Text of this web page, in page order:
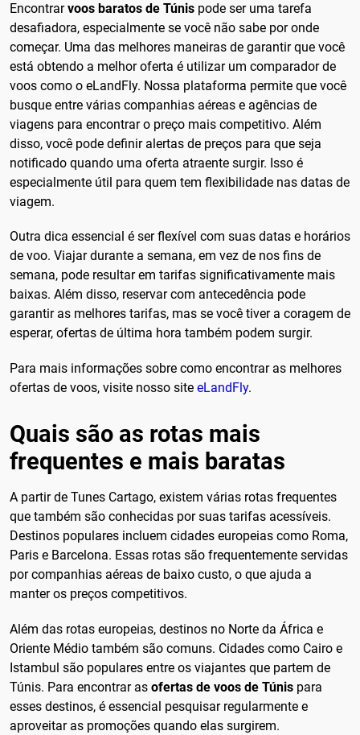
Encontrarvoos baratos de Túnis pode ser uma tarefa
desafiadora, especialmente se você não sabe por onde
começar. Uma das melhores maneiras de garantir que você
está obtendo a melhor oferta é utilizar um comparador de
voos como o eLandFly. Nossa plataforma permite que você
busque entre várias companhias aéreas e agências de
viagens para encontrar o preço mais competitivo. Além
disso, você pode definir alertas de preços para que seja
notificado quando uma oferta atraente surgir. Isso é
especialmente útil para quem tem flexibilidade nas datas de
viagem.
Outra dica essencial é ser flexível com suas datas e horários
de voo. Viajar durante a semana, em vez de nos fins de
semana, pode resultar em tarifas significativamente mais
baixas. Além disso, reservar com antecedência pode
garantir as melhores tarifas, mas se você tiver a coragem de
esperar, ofertas de última hora também podem surgir.
Para mais informações sobre como encontrar as melhores
ofertas de voos, visite nosso site eLandFly.
Quais são as rotas mais
frequentes e mais baratas
A partir de Tunes Cartago, existem várias rotas frequentes
que também são conhecidas por suas tarifas acessíveis.
Destinos populares incluem cidades europeias como Roma,
Paris e Barcelona. Essas rotas são frequentemente servidas
por companhias aéreas de baixo custo, o que ajuda a
manter os preços competitivos.
Além das rotas europeias, destinos no Norte da África e
Oriente Médio também são comuns. Cidades como Cairo e
Istambul são populares entre os viajantes que partem de
Túnis. Para encontrar as ofertas de voos de Túnis para
esses destinos, é essencial pesquisar regularmente e
aproveitar as promoções quando elas surgirem.